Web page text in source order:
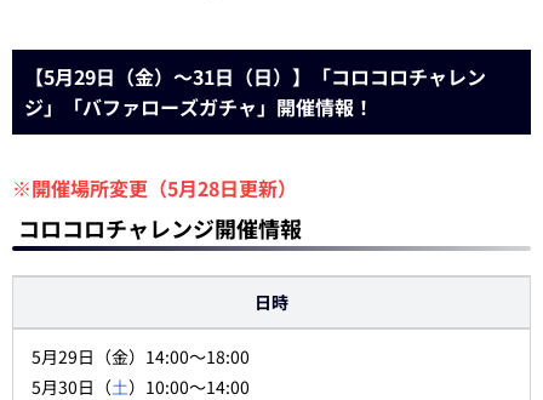
【5月29日（金）～31日（日）】「コロコロチャレン
ジ」「バファローズガチャ」開催情報！
※開催場所変更（5月28日更新）
コロコロチャレンジ開催情報
日時
5月29日（金）14:00～18:00
5月30日（土）10:00～14:00